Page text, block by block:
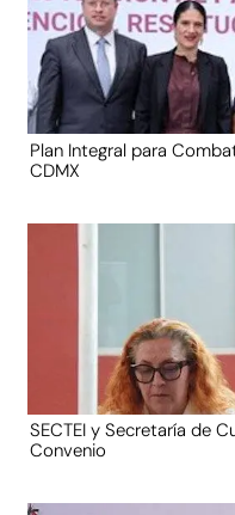
Plan Integral para
CDMX
SECTEI y Secretaría de
Convenio